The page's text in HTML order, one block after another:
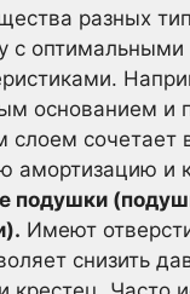
разных
с оптимальными
основанием и
слоем сочетает
амортизацию и
подушки
Имеют
снизить